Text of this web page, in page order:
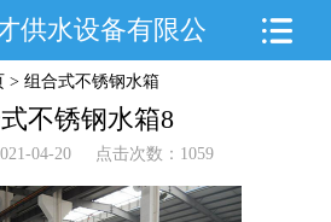
供水设备有限公
司
> 组合式不锈钢水箱
不锈钢水箱8
04-20 点击次数：1059